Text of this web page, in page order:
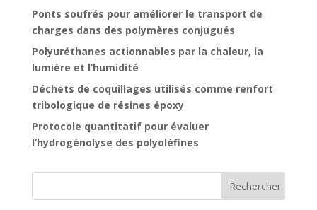
Ponts soufrés pour améliorer le transport de
charges dans des polymères conjugués
Polyuréthanes actionnables par la chaleur, la
lumière et l’humidité
Déchets de coquillages utilisés comme renfort
tribologique de résines époxy
Protocole quantitatif pour évaluer
l’hydrogénolyse des polyoléfines